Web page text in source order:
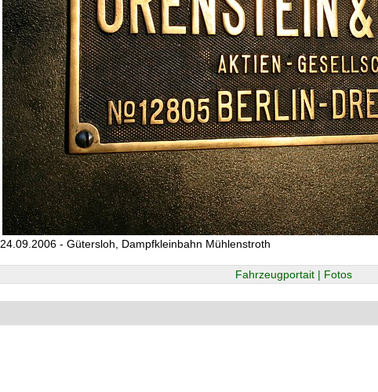
24.09.2006 - Gütersloh, Dampfkleinbahn Mühlenstroth
Fahrzeugportait | Fotos